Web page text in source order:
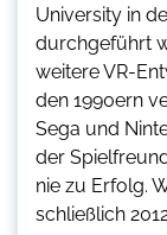
University in
durchgeführt
weitere VR-
den 1990ern
Sega und
der
nie zu Erfolg.
schließlich